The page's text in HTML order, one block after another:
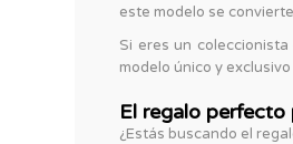
este modelo se
Si eres un coleccionista
modelo único y
El regalo perfecto
¿Estás buscando el